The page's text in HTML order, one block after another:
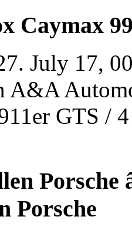
Caymax
July 17,
A&A
GTS /
Porsche
Porsche